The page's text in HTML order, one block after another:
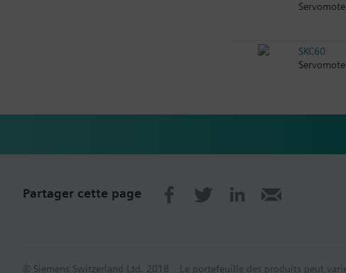
SKC60
Partager cette page
© Siemens Switzerland Ltd. 2018 Le portefeuille des produits peut